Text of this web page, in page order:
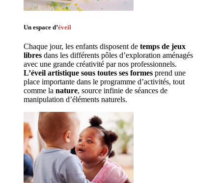
Un espace d’éveil
Chaque jour, les enfants disposent de temps de jeux
libres dans les différents pôles d’exploration aménagés
L’éveil artistique sous toutes ses formes prend une
place importante dans le programme d’activités, tout
comme la nature, source infinie de séances de
manipulation d’éléments naturels.